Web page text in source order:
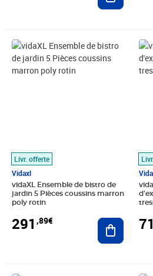
Livr. offerte
Vidaxl
vidaXL Ensemble de bistro de
jardin 5 Pièces coussins marron
poly rotin
291 ,89€
Prix 291,89€
Ajouter